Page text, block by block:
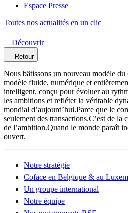
Espace Presse
Toutes nos actualités en un clic
Découvrir
Retour
Nous bâtissons un nouveau modèle du
modèle fluide, numérique et
intelligent, conçu pour évoluer au
les ambitions et refléter la véritable
mondial d’aujourd’hui.Parce que le
seulement des transactions.C’est de la
de l’ambition.Quand le monde paraît
ouvert.
Notre stratégie
Coface en Belgique & au
Un groupe international
Notre équipe